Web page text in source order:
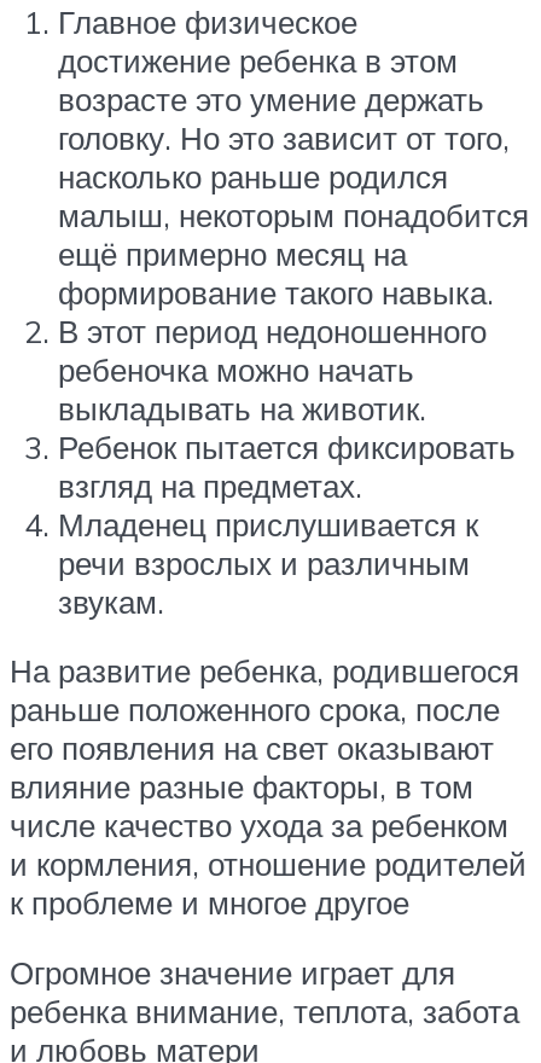
Главное физическое
достижение ребенка в этом
возрасте это умение держать
головку. Но это зависит от того,
насколько раньше родился
малыш, некоторым понадобится
ещё примерно месяц на
формирование такого навыка.
В этот период недоношенного
ребеночка можно начать
выкладывать на животик.
Ребенок пытается фиксировать
взгляд на предметах.
Младенец прислушивается к
речи взрослых и различным
звукам.
На развитие ребенка, родившегося
раньше положенного срока, после
его появления на свет оказывают
влияние разные факторы, в том
числе качество ухода за ребенком
и кормления, отношение родителей
к проблеме и многое другое
Огромное значение играет для
ребенка внимание, теплота, забота
и любовь матери